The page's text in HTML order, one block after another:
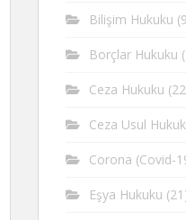
Bilişim Hukuku
Borçlar Hukuku
Ceza Hukuku
Ceza Usul
Corona (Covid-
Eşya Hukuku